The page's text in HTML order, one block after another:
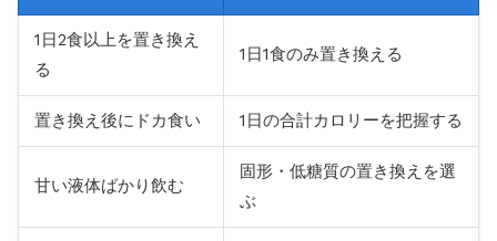
1日2食以上を置き換え
る
1日1食のみ置き換える
置き換え後にドカ食い 1日の合計カロリーを把握する
甘い液体ばかり飲む
固形・低糖質の置き換えを選
ぶ